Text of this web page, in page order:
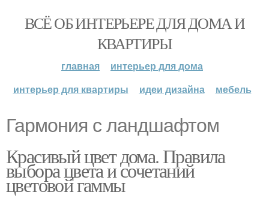
ВСЁ ОБ ИНТЕРЬЕРЕ ДЛЯ ДОМА И
КВАРТИРЫ
главная
интерьер для дома
интерьер для квартиры
идеи дизайна мебель
Гармония с ландшафтом
Красивый цвет дома. Правила
выбора цвета и сочетаний
цветовой гаммы